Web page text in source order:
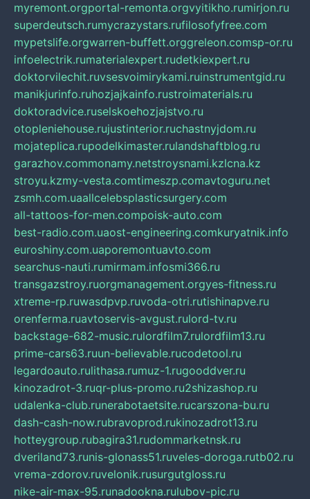
myremont.orgportal-remonta.orgvyitikho.rumirjon.ru
superdeutsch.rumycrazystars.rufilosofyfree.com
mypetslife.orgwarren-buffett.orggreleon.comsp-or.ru
infoelectrik.rumaterialexpert.rudetkiexpert.ru
doktorvilechit.ruvsesvoimirykami.ruinstrumentgid.ru
manikjurinfo.ruhozjajkainfo.rustroimaterials.ru
doktoradvice.ruselskoehozjajstvo.ru
otopleniehouse.rujustinterior.ruchastnyjdom.ru
mojateplica.rupodelkimaster.rulandshaftblog.ru
garazhov.commonamy.netstroysnami.kzlcna.kz
stroyu.kzmy-vesta.comtimeszp.comavtoguru.net
zsmh.com.uaallcelebsplasticsurgery.com
all-tattoos-for-men.compoisk-auto.com
best-radio.com.uaost-engineering.comkuryatnik.info
euroshiny.com.uaporemontuavto.com
searchus-nauti.rumirmam.infosmi366.ru
transgazstroy.ruorgmanagement.orgyes-fitness.ru
xtreme-rp.ruwasdpvp.ruvoda-otri.rutishinapve.ru
orenferma.ruavtoservis-avgust.rulord-tv.ru
backstage-682-music.rulordfilm7.rulordfilm13.ru
prime-cars63.ruun-believable.rucodetool.ru
legardoauto.rulithasa.rumuz-1.rugooddver.ru
kinozadrot-3.ruqr-plus-promo.ru2shizashop.ru
udalenka-club.runerabotaetsite.rucarszona-bu.ru
dash-cash-now.rubravoprod.rukinozadrot13.ru
hotteygroup.rubagira31.rudommarketnsk.ru
dveriland73.runis-glonass51.ruveles-doroga.rutb02.ru
vrema-zdorov.ruvelonik.rusurgutgloss.ru
nike-air-max-95.runadookna.rulubov-pic.ru